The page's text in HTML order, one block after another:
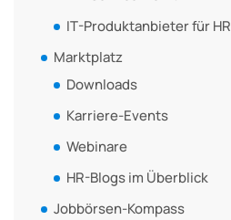
IT-Produktanbieter für HR
Marktplatz
Downloads
Karriere-Events
Webinare
HR-Blogs im Überblick
Jobbörsen-Kompass